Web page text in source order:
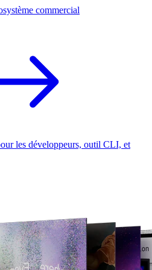
commercial
les développeurs, outil CLI, et